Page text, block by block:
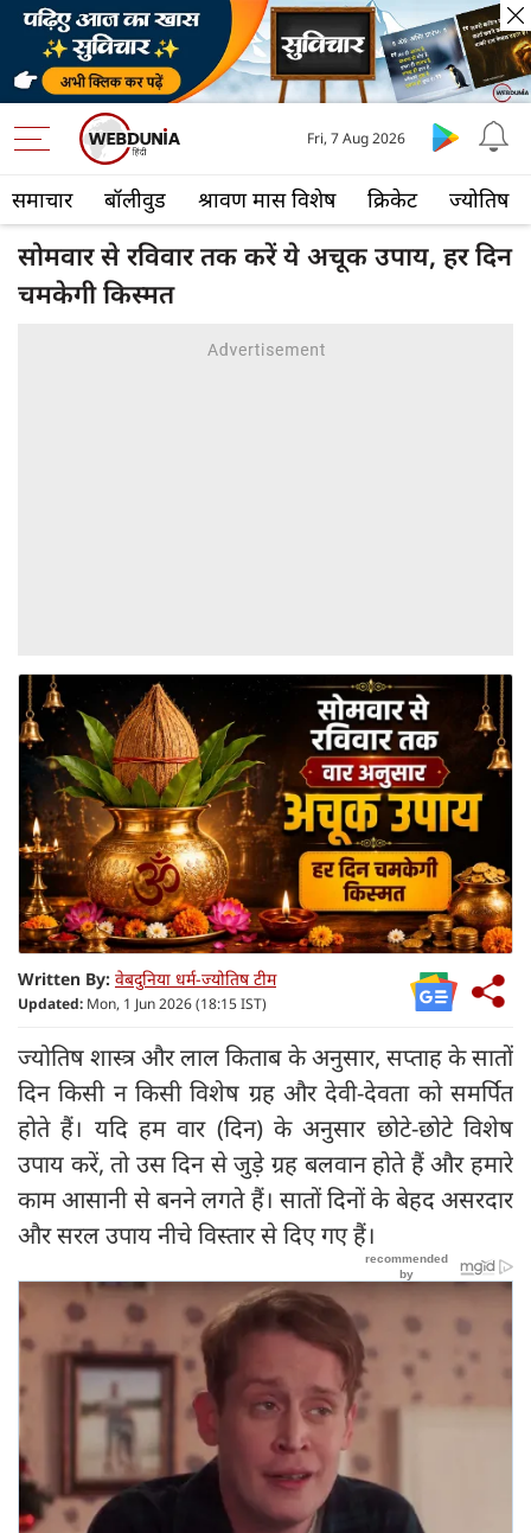
समाचार बॉलीवुड श्रावण मास विशेष क्रिकेट ज्योतिष
Fri, 7 Aug 2026
सोमवार से रविवार तक करें ये अचूक उपाय, हर दिन
चमकेगी किस्मत
Written By: वेबदुनिया धर्म-ज्योतिष टीम
Updated: Mon, 1 Jun 2026 (18:15 IST)
ज्योतिष शास्त्र और लाल किताब के अनुसार, सप्ताह के सातों
दिन किसी न किसी विशेष ग्रह और देवी-देवता को समर्पित
होते हैं। यदि हम वार (दिन) के अनुसार छोटे-छोटे विशेष
उपाय करें, तो उस दिन से जुड़े ग्रह बलवान होते हैं और हमारे
काम आसानी से बनने लगते हैं। सातों दिनों के बेहद असरदार
और सरल उपाय नीचे विस्तार से दिए गए हैं।